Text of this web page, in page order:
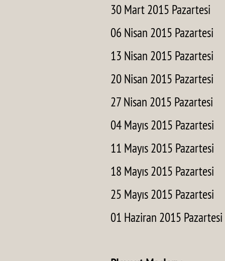
30 Mart 2015 Pazartesi
06 Nisan 2015 Pazartesi
13 Nisan 2015 Pazartesi
20 Nisan 2015 Pazartesi
27 Nisan 2015 Pazartesi
04 Mayıs 2015 Pazartesi
11 Mayıs 2015 Pazartesi
18 Mayıs 2015 Pazartesi
25 Mayıs 2015 Pazartesi
01 Haziran 2015 Pazartesi